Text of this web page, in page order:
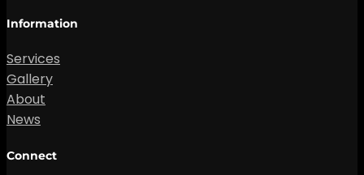
Information
Services
Gallery
About
News
Connect